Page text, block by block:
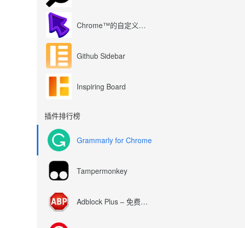
Chrome™的自定义光标
Github Sidebar
Inspiring Board
插件排行榜
Grammarly for Chrome
Tampermonkey
Adblock Plus – 免费的广告拦截器